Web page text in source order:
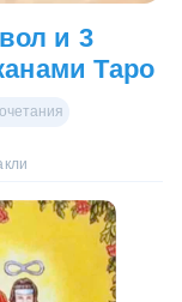
и 3
Таро